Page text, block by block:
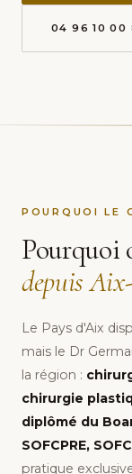
04 96 10 00
POURQUOI LE
Pourquoi
depuis
Le Pays d'Aix
mais le Dr
la région :
chirurgie
diplômé du
SOFCPRE,
pratique